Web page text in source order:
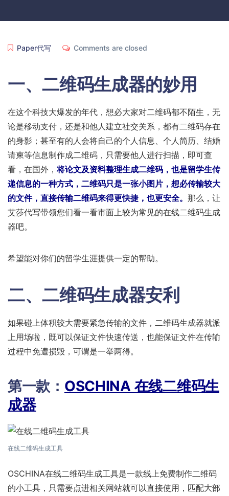
Paper代写 Comments are closed
一、二维码生成器的妙用
在这个科技大爆发的年代，想必大家对二维码都不陌生，无
论是移动支付，还是和他人建立社交关系，都有二维码存在
的身影；甚至有的人会将自己的个人信息、个人简历、结婚
请柬等信息制作成二维码，只需要他人进行扫描，即可查
看，在国外，将论文及资料整理生成二维码，也是留学生传
递信息的一种方式，二维码只是一张小图片，想必传输较大
的文件，直接传输二维码来得更快捷，也更安全。 那么，让
艾莎代写带领您们看一看市面上较为常见的在线二维码生成
器吧。
希望能对你们的留学生涯提供一定的帮助。
二、二维码生成器安利
如果碰上体积较大需要紧急传输的文件，二维码生成器就派
上用场啦，既可以保证文件快速传送，也能保证文件在传输
过程中免遭损毁，可谓是一举两得。
第一款： OSCHINA 在线二维码生
成器
在线二维码生成工具
OSCHINA在线二维码生成工具是一款线上免费制作二维码
的小工具，只需要点进相关网站就可以直接使用，匹配大部